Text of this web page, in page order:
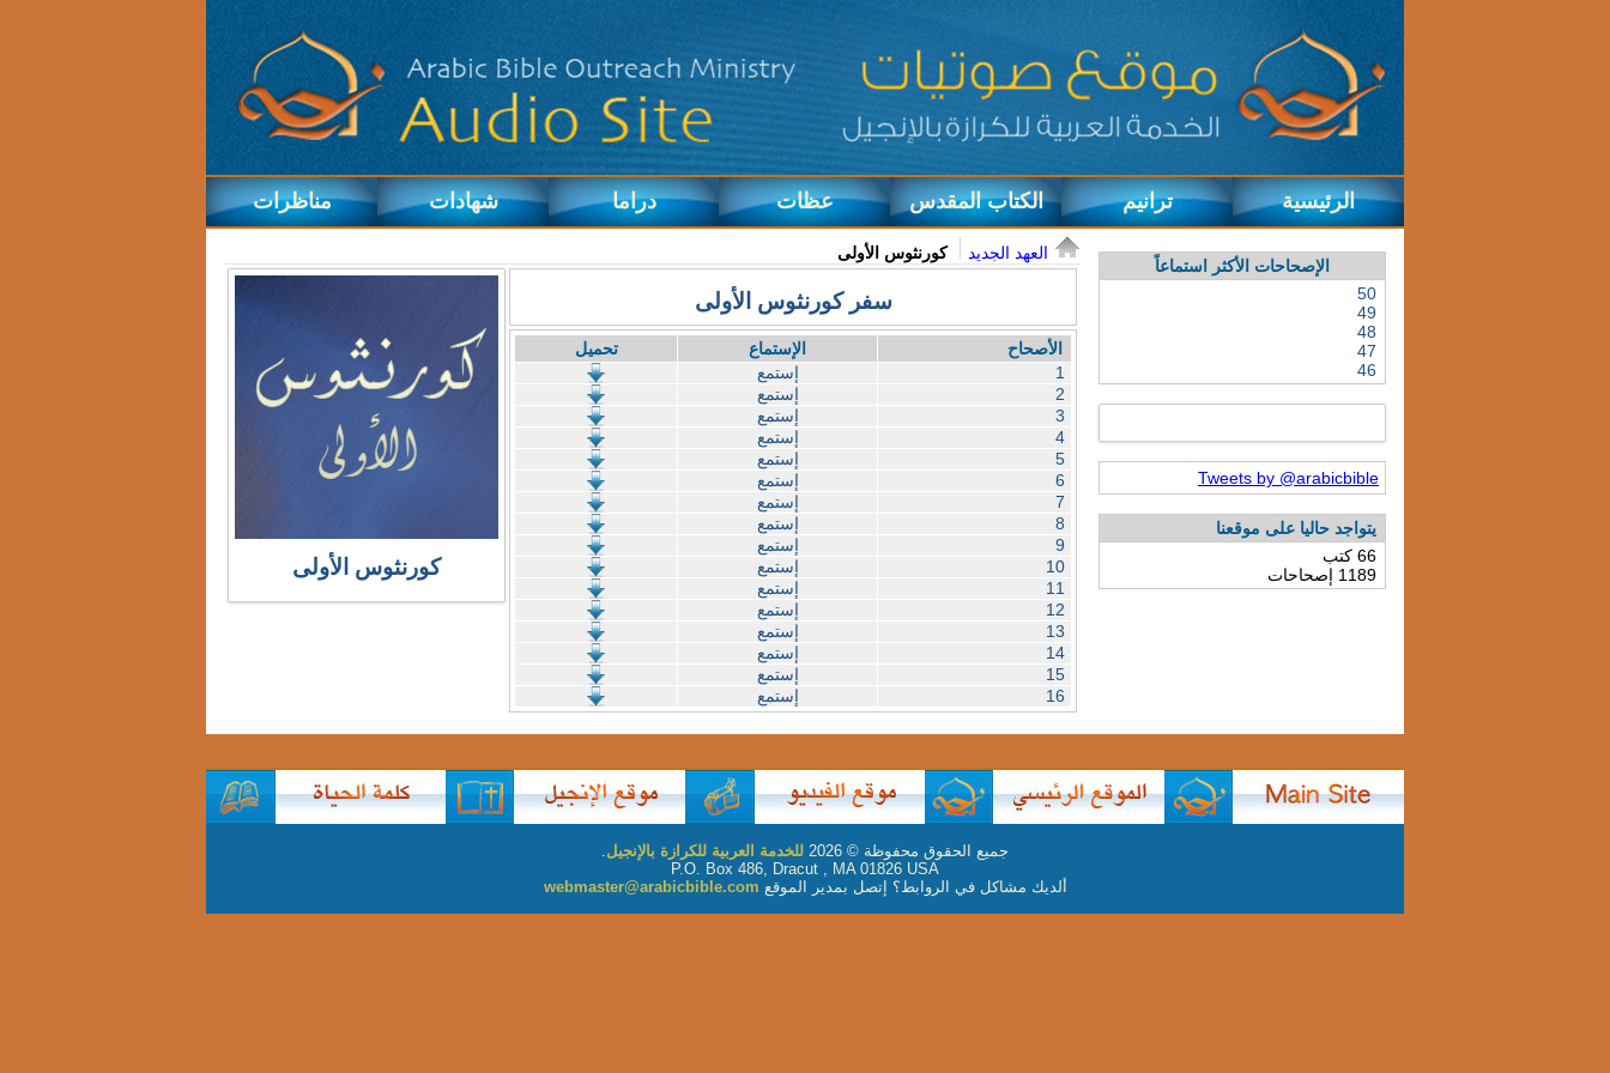
الرئيسية ترانيم الكتاب المقدس عظات دراما شهادات مناظرات
الإصحاحات الأكثر استماعاً
50
49
48
47
46
Tweets by @arabicbible
يتواجد حاليا على موقعنا
66 كتب
1189 إصحاحات
العهد الجديد كورنثوس الأولى
سفر كورنثوس الأولى
الأصحاح الإستماع
تحميل
1
إستمع
2
إستمع
3
إستمع
4
إستمع
5
إستمع
6
إستمع
7
إستمع
8
إستمع
9
إستمع
10
إستمع
11
إستمع
12
إستمع
13
إستمع
14
إستمع
15
إستمع
16
إستمع
كورنثوس الأولى
جميع الحقوق محفوظة © 2026 للخدمة العربية للكرازة بالإنجيل.
P.O. Box 486, Dracut , MA 01826 USA
ألديك مشاكل في الروابط؟ إتصل بمدير الموقع webmaster@arabicbible.com